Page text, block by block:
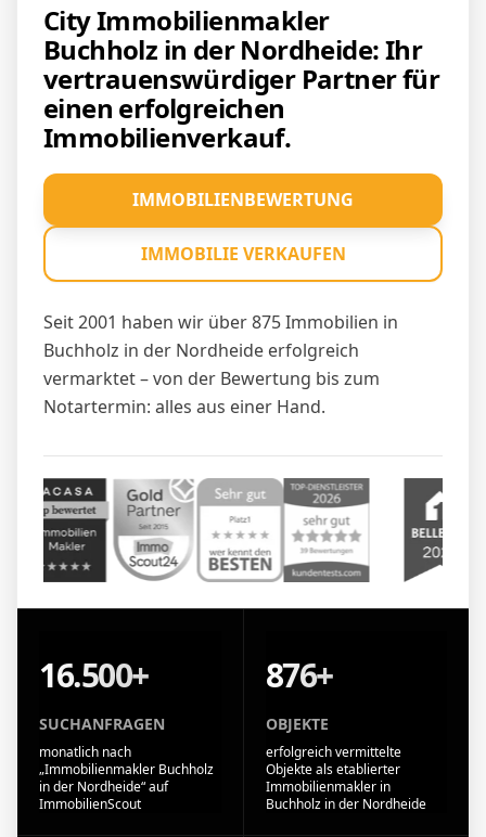
City Immobilienmakler
Buchholz in der Nordheide: Ihr
vertrauenswürdiger Partner für
einen erfolgreichen
Immobilienverkauf.
Seit 2001 haben wir über 875 Immobilien in
Buchholz in der Nordheide erfolgreich
vermarktet – von der Bewertung bis zum
Notartermin: alles aus einer Hand.
IMMOBILIENBEWERTUNG
IMMOBILIE VERKAUFEN
16.500+
SUCHANFRAGEN
monatlich nach
„Immobilienmakler Buchholz
in der Nordheide“ auf
ImmobilienScout
876+
OBJEKTE
erfolgreich vermittelte
Objekte als etablierter
Immobilienmakler in
Buchholz in der Nordheide